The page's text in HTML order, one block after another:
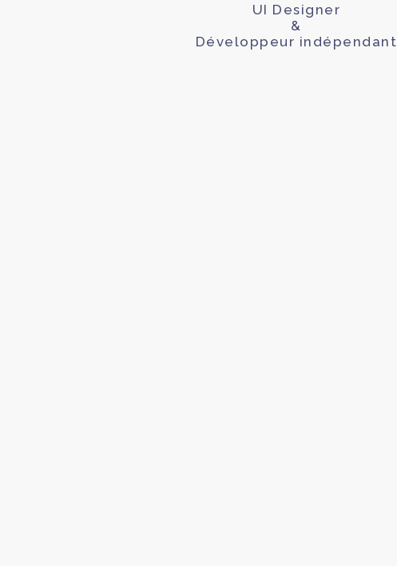
UI Designer
&
Développeur indépendant